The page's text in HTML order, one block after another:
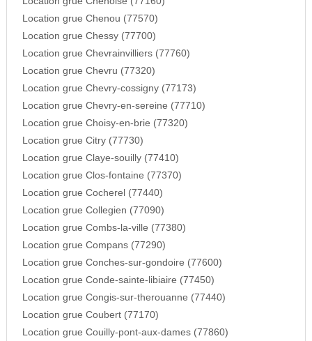
Location grue Chenou (77570)
Location grue Chessy (77700)
Location grue Chevrainvilliers (77760)
Location grue Chevru (77320)
Location grue Chevry-cossigny (77173)
Location grue Chevry-en-sereine (77710)
Location grue Choisy-en-brie (77320)
Location grue Citry (77730)
Location grue Claye-souilly (77410)
Location grue Clos-fontaine (77370)
Location grue Cocherel (77440)
Location grue Collegien (77090)
Location grue Combs-la-ville (77380)
Location grue Compans (77290)
Location grue Conches-sur-gondoire (77600)
Location grue Conde-sainte-libiaire (77450)
Location grue Congis-sur-therouanne (77440)
Location grue Coubert (77170)
Location grue Couilly-pont-aux-dames (77860)